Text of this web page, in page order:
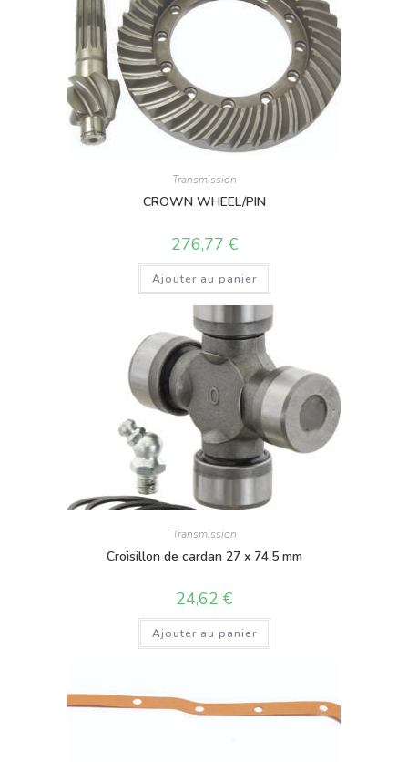
Transmission
CROWN WHEEL/PIN
276,77 €
Ajouter au panier
Transmission
Croisillon de cardan 27 x 74.5 mm
24,62 €
Ajouter au panier